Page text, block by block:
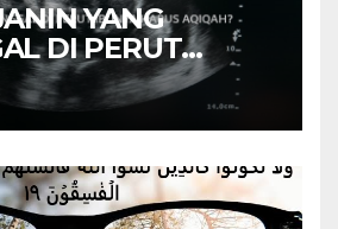
YANG
DI PERUT
AQIQAH?